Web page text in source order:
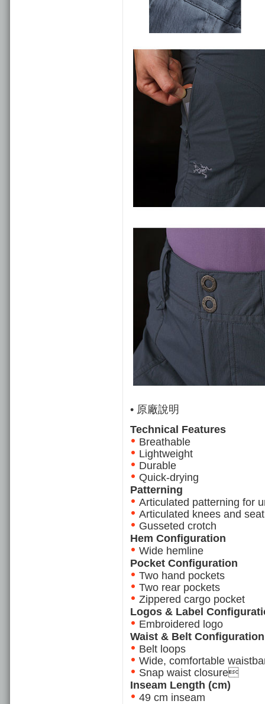
• 原廠說明
Technical Features
Breathable
Lightweight
Durable
Quick-drying
Patterning
Articulated patterning for
Articulated knees and seat
Gusseted crotch
Hem Configuration
Wide hemline
Pocket Configuration
Two hand pockets
Two rear pockets
Zippered cargo pocket
Logos & Label
Embroidered logo
Waist & Belt Configuration
Belt loops
Wide, comfortable
Snap waist closure
Inseam Length (cm)
49 cm inseam